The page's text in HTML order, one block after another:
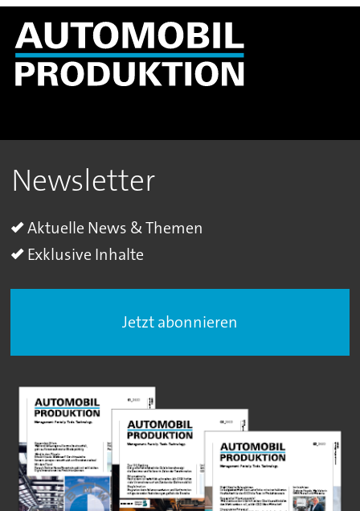
Newsletter
Aktuelle News & Themen
Exklusive Inhalte
Jetzt abonnieren